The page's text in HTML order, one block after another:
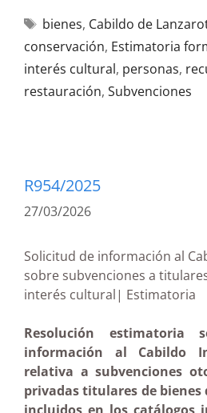
bienes, Cabildo de
conservación, Estimatoria
interés cultural, personas,
restauración, Subvenciones
R954/2025
27/03/2026
Solicitud de información al
sobre subvenciones a
interés cultural|
Resolución estimatoria
información al Cabildo
relativa a subvenciones
privadas titulares de